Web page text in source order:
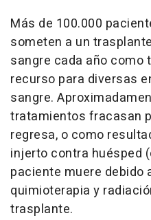
Más de 100.000
someten a un
sangre cada año
recurso para diversas
sangre.
tratamientos fracasan
regresa, o como
injerto contra huésped
paciente muere debido
quimioterapia y
trasplante.